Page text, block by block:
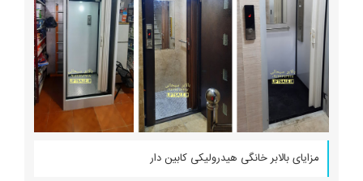
مزایای بالابر خانگی هیدرولیکی کابین دار